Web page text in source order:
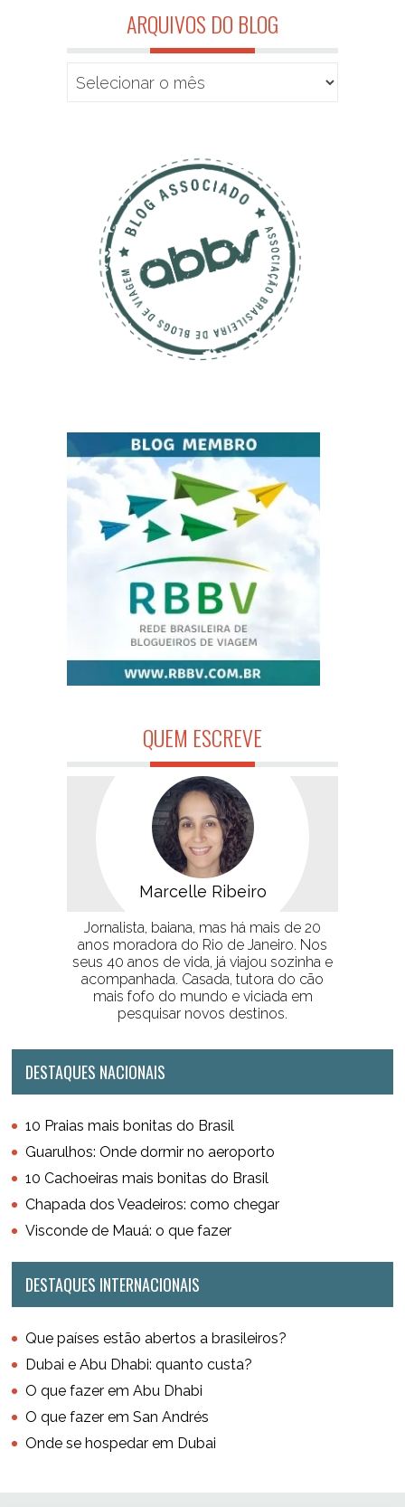
ARQUIVOS DO BLOG
QUEM ESCREVE
Marcelle Ribeiro
Jornalista, baiana, mas há mais de 20
anos moradora do Rio de Janeiro. Nos
seus 40 anos de vida, já viajou sozinha e
acompanhada. Casada, tutora do cão
mais fofo do mundo e viciada em
pesquisar novos destinos.
DESTAQUES NACIONAIS
10 Praias mais bonitas do Brasil
Guarulhos: Onde dormir no aeroporto
10 Cachoeiras mais bonitas do Brasil
Chapada dos Veadeiros: como chegar
Visconde de Mauá: o que fazer
DESTAQUES INTERNACIONAIS
Que países estão abertos a brasileiros?
Dubai e Abu Dhabi: quanto custa?
O que fazer em Abu Dhabi
O que fazer em San Andrés
Onde se hospedar em Dubai